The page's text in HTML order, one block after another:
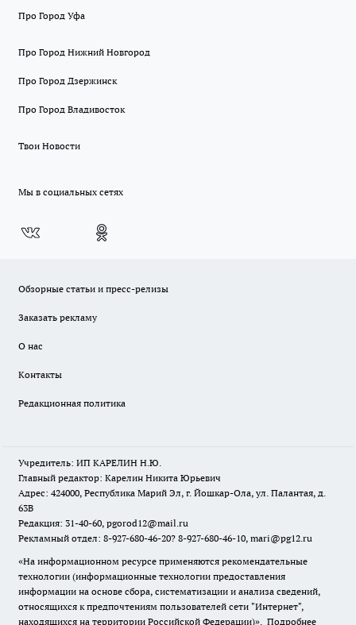
Про Город Уфа
Про Город Нижний Новгород
Про Город Дзержинск
Про Город Владивосток
Твои Новости
Мы в социальных сетях
Обзорные статьи и пресс-релизы
Заказать рекламу
О нас
Контакты
Редакционная политика
Учредитель: ИП КАРЕЛИН Н.Ю.
Главный редактор: Карелин Никита Юрьевич
Адрес: 424000, Республика Марий Эл, г. Йошкар-Ола, ул. Палантая, д.
63В
Редакция: 31-40-60, pgorod12@mail.ru
Рекламный отдел: 8-927-680-46-20? 8-927-680-46-10, mari@pg12.ru
«На информационном ресурсе применяются рекомендательные
технологии (информационные технологии предоставления
информации на основе сбора, систематизации и анализа сведений,
относящихся к предпочтениям пользователей сети "Интернет",
находящихся на территории Российской Федерации)». Подробнее